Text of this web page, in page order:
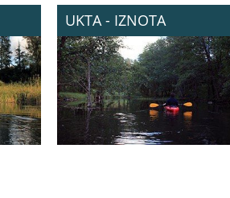
UKTA - IZNOTA